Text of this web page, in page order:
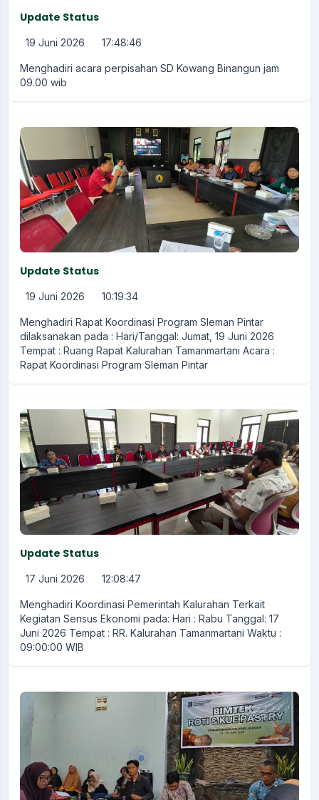
Update Status
19 Juni 2026 17:48:46
Menghadiri acara perpisahan SD Kowang Binangun jam
09.00 wib
Update Status
19 Juni 2026 10:19:34
Menghadiri Rapat Koordinasi Program Sleman Pintar
dilaksanakan pada : Hari/Tanggal: Jumat, 19 Juni 2026
Tempat : Ruang Rapat Kalurahan Tamanmartani Acara :
Rapat Koordinasi Program Sleman Pintar
Update Status
17 Juni 2026 12:08:47
Menghadiri Koordinasi Pemerintah Kalurahan Terkait
Kegiatan Sensus Ekonomi pada: Hari : Rabu Tanggal: 17
Juni 2026 Tempat : RR. Kalurahan Tamanmartani Waktu :
09:00:00 WIB